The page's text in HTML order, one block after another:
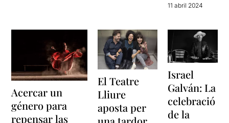
11 abril 2024
Acercar un
género para
repensar las
El Teatre
Lliure
aposta per
Israel
Galván: La
celebració
de la